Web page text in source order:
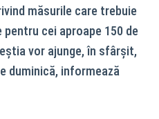
măsurile care trebuie
cei aproape 150 de
vor ajunge, în sfârșit,
duminică, informează